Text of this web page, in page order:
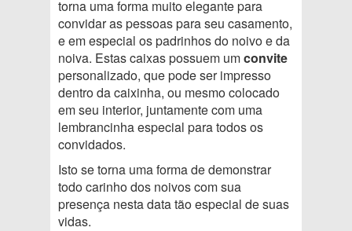
torna uma forma muito elegante para
convidar as pessoas para seu casamento,
e em especial os padrinhos do noivo e da
noiva. Estas caixas possuem umconvite
personalizado, que pode ser impresso
dentro da caixinha, ou mesmo colocado
em seu interior, juntamente com uma
lembrancinha especial para todos os
convidados.
Isto se torna uma forma de demonstrar
todo carinho dos noivos com sua
presença nesta data tão especial de suas
vidas.